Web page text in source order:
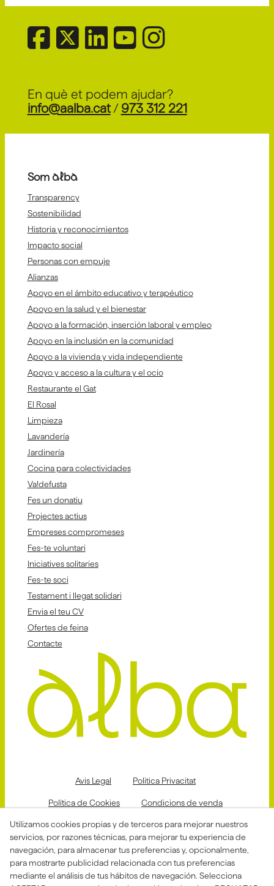
En què et podem ajudar?
info@aalba.cat/ 973 312 221
Som alba
Transparency
Sostenibilidad
Historia y reconocimientos
Impacto social
Personas con empuje
Alianzas
Apoyo en el ámbito educativo y terapéutico
Apoyo en la salud y el bienestar
Apoyo a la formación, inserción laboral y empleo
Apoyo en la inclusión en la comunidad
Apoyo a la vivienda y vida independiente
Apoyo y acceso a la cultura y el ocio
Restaurante el Gat
El Rosal
Limpieza
Lavandería
Jardinería
Cocina para colectividades
Va!defusta
Fes un donatiu
Projectes actius
Empreses compromeses
Fes-te voluntari
Iniciatives solitaries
Fes-te soci
Testament i llegat solidari
Envia el teu CV
Ofertes de feina
Contacte
Avis Legal Politica Privacitat
Política de Cookies Condicions de venda
Declaració d'accessibilitat
Canal de denuncias
Utilizamos cookies propias y de terceros para mejorar nuestros
servicios, por razones técnicas, para mejorar tu experiencia de
navegación, para almacenar tus preferencias y, opcionalmente,
para mostrarte publicidad relacionada con tus preferencias
mediante el análisis de tus hábitos de navegación. Selecciona